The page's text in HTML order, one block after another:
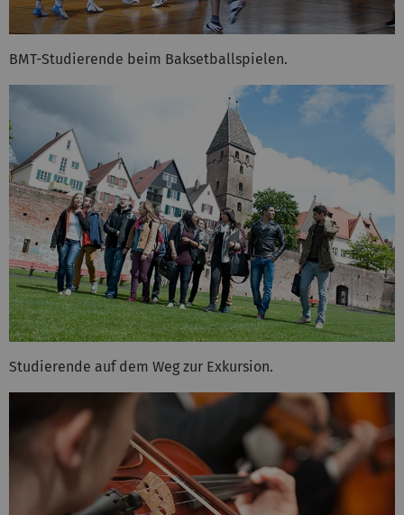
BMT-Studierende beim Baksetballspielen.
Studierende auf dem Weg zur Exkursion.